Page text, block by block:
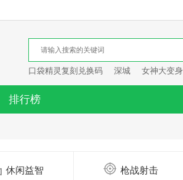
口袋精灵复刻兑换码 深城 女神大变身
排行榜
休闲益智 枪战射击